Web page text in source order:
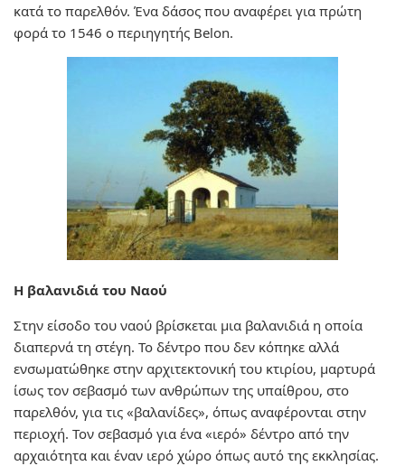
κατά το παρελθόν. Ένα δάσος που αναφέρει για πρώτη
φορά το 1546 ο περιηγητής Belon.
Η βαλανιδιά του Ναού
Στην είσοδο του ναού βρίσκεται μια βαλανιδιά η οποία
διαπερνά τη στέγη. Το δέντρο που δεν κόπηκε αλλά
ενσωματώθηκε στην αρχιτεκτονική του κτιρίου, μαρτυρά
ίσως τον σεβασμό των ανθρώπων της υπαίθρου, στο
παρελθόν, για τις «βαλανίδες», όπως αναφέρονται στην
περιοχή. Τον σεβασμό για ένα «ιερό» δέντρο από την
αρχαιότητα και έναν ιερό χώρο όπως αυτό της εκκλησίας.